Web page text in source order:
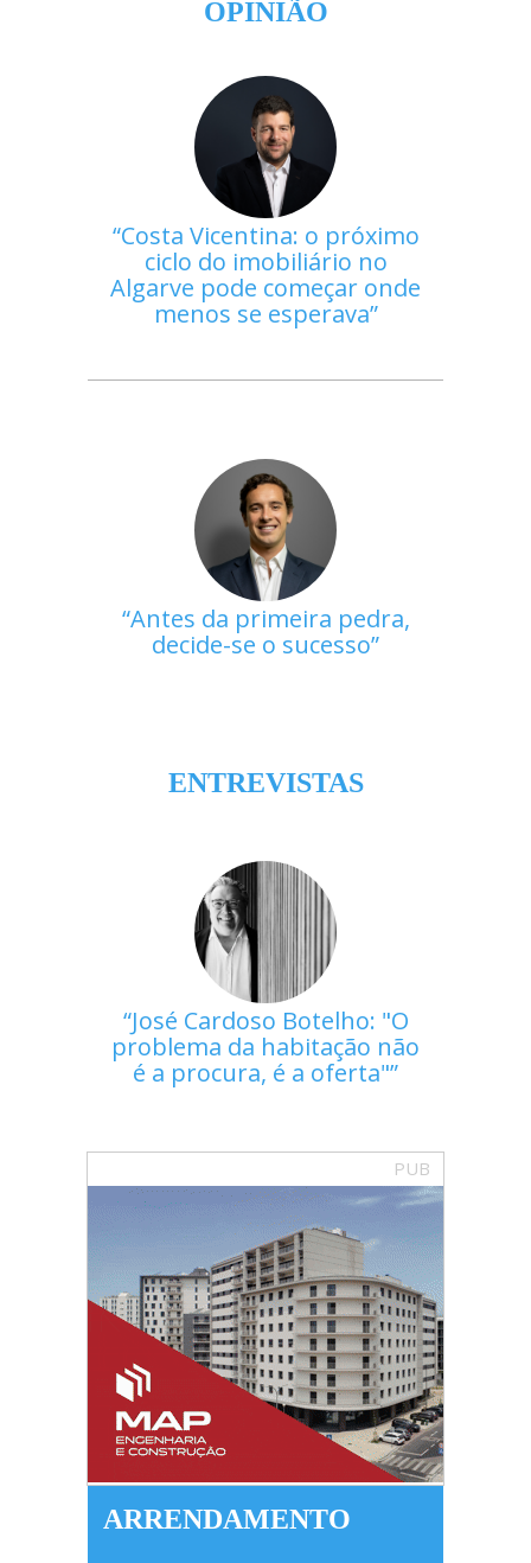
OPINIÃO
Costa Vicentina: o próximo
ciclo do imobiliário no
Algarve pode começar onde
menos se esperava
Antes da primeira pedra,
decide-se o sucesso
ENTREVISTAS
José Cardoso Botelho: "O
problema da habitação não
é a procura, é a oferta"
PUB
ARRENDAMENTO